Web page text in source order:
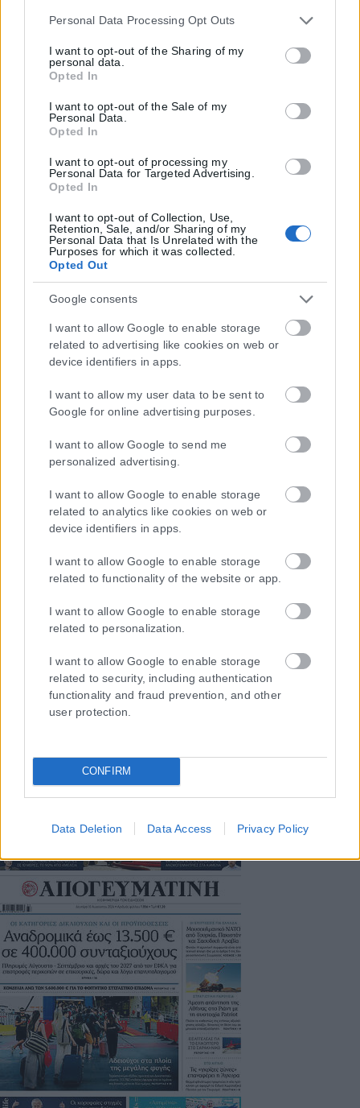
Please note that this website/app uses one or more Google
but not limited to your visit or usage behaviour. You may
click to grant or deny consent to Google and its third-party
tags to use your data for below specified purposes in below
Google consent section.
Personal Data Processing Opt Outs
I want to opt-out of the Sharing of my
personal data.
Opted In
I want to opt-out of the Sale of my
Personal Data.
Opted In
I want to opt-out of processing my
Personal Data for Targeted Advertising.
Opted In
I want to opt-out of Collection, Use,
Retention, Sale, and/or Sharing of my
Personal Data that Is Unrelated with the
Purposes for which it was collected.
Opted Out
Google consents
I want to allow Google to enable storage
related to advertising like cookies on web or
device identifiers in apps.
I want to allow my user data to be sent to
Google for online advertising purposes.
I want to allow Google to send me
personalized advertising.
I want to allow Google to enable storage
related to analytics like cookies on web or
device identifiers in apps.
I want to allow Google to enable storage
related to functionality of the website or app.
I want to allow Google to enable storage
related to personalization.
I want to allow Google to enable storage
related to security, including authentication
functionality and fraud prevention, and other
user protection.
CONFIRM
Data Deletion Data Access Privacy Policy
Η εταιρεία με την επωνυμία “POLITICAL MEDIA GROUP A.E.” και κατ’
επέκταση η ιστοσελίδα που κατέχει αυτή “www.karfitsa.gr”
συμμορφώνονται με τη Σύσταση (ΕΕ) 2018/334 της Επιτροπής της
1ης Μαρτίου 2018 σχετικά με τα μέτρα για την αποτελεσματική
αντιμετώπιση του παράνομου περιεχομένου στο διαδίκτυο (L 63).
Μοναδικός αριθμός Μ.Η.Τ. 262048
ΤΑ ΠΡΩΤΟΣΕΛΙΔΑ ΣΗΜΕΡΑ